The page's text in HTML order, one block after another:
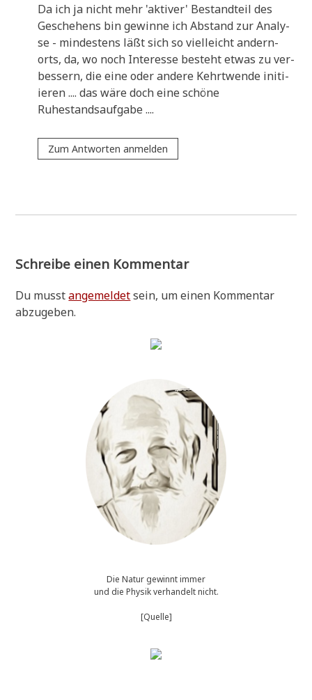
Da ich ja nicht mehr 'akti­ver' Bestand­teil des
Gesche­hens bin gewin­ne ich Abstand zur Ana­ly­
se - min­de­stens läßt sich so viel­leicht andern­
orts, da, wo noch Inter­es­se besteht etwas zu ver­
bes­sern, die eine oder ande­re Kehrt­wen­de initi­
ie­ren .... das wäre doch eine schö­ne
Ruhestandsaufgabe ....
Zum Antworten anmelden
Schreibe einen Kommentar
Du musstangemeldetsein, um einen Kommentar
abzugeben.
Die Natur gewinnt immer
und die Physik verhandelt nicht.
[Quelle]